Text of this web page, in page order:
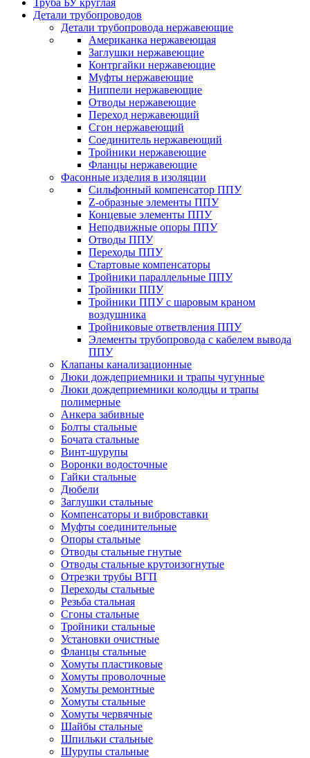
Труба БУ круглая
Детали трубопроводов
Детали трубопровода нержавеющие
Американка нержавеющая
Заглушки нержавеющие
Контргайки нержавеющие
Муфты нержавеющие
Ниппели нержавеющие
Отводы нержавеющие
Переход нержавеющий
Сгон нержавеющий
Соединитель нержавеющий
Тройники нержавеющие
Фланцы нержавеющие
Фасонные изделия в изоляции
Cильфонный компенсатор ППУ
Z-образные элементы ППУ
Концевые элементы ППУ
Неподвижные опоры ППУ
Отводы ППУ
Переходы ППУ
Стартовые компенсаторы
Тройники параллельные ППУ
Тройники ППУ
Тройники ППУ с шаровым краном
воздушника
Тройниковые ответвления ППУ
Элементы трубопровода с кабелем вывода
ППУ
Клапаны канализационные
Люки дождеприемники и трапы чугунные
Люки дождеприемники колодцы и трапы
полимерные
Анкера забивные
Болты стальные
Бочата стальные
Винт-шурупы
Воронки водосточные
Гайки стальные
Дюбели
Заглушки стальные
Компенсаторы и вибровставки
Муфты соединительные
Опоры стальные
Отводы стальные гнутые
Отводы стальные крутоизогнутые
Отрезки трубы ВГП
Переходы стальные
Резьба стальная
Сгоны стальные
Тройники стальные
Установки очистные
Фланцы стальные
Хомуты пластиковые
Хомуты проволочные
Хомуты ремонтные
Хомуты стальные
Хомуты червячные
Шайбы стальные
Шпильки стальные
Шурупы стальные